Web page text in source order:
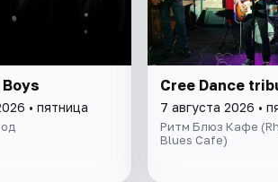
• пятница
Cree Dance
7 августа 2026 •
Ритм Блюз Кафе
Blues Cafe)